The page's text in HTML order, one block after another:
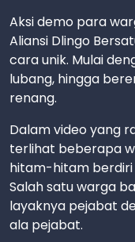
Aksi demo para
Aliansi Dlingo
cara unik. Mulai
lubang, hingga
renang.
Dalam video yang
terlihat beberapa
hitam-hitam berdiri
Salah satu warga
layaknya pejabat
ala pejabat.